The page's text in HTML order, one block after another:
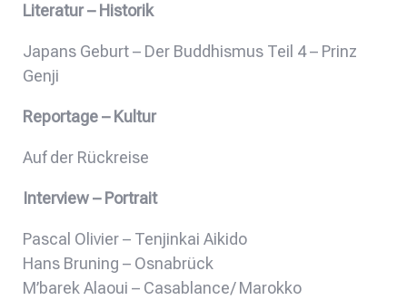
Literatur – Historik
Japans Geburt – Der Buddhismus Teil 4 – Prinz
Genji
Reportage – Kultur
Auf der Rückreise
Interview – Portrait
Pascal Olivier – Tenjinkai Aikido
Hans Bruning – Osnabrück
M’barek Alaoui – Casablance/ Marokko